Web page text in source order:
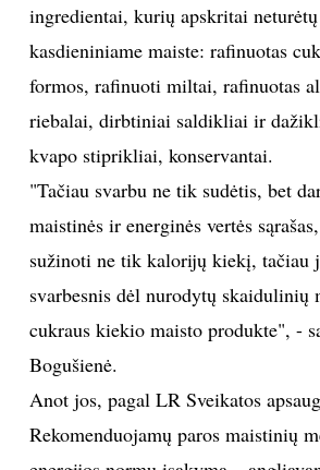
ingredientai, kurių apskritai
kasdieniniame maiste: rafinuotas
formos, rafinuoti miltai, rafinuotas
riebalai, dirbtiniai saldikliai ir
kvapo stiprikliai, konservantai.
"Tačiau svarbu ne tik sudėtis, bet
maistinės ir energinės vertės
sužinoti ne tik kalorijų kiekį, tačiau
svarbesnis dėl nurodytų skaidulinių
cukraus kiekio maisto produkte", -
Bogušienė.
Anot jos, pagal LR Sveikatos
Rekomenduojamų paros maistinių